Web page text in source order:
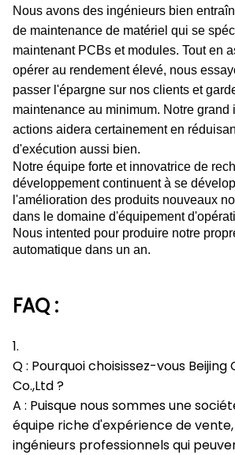
Nous avons des ingénieurs bien
de maintenance de matériel qui se
maintenant PCBs et modules. Tout en
opérer au rendement élevé, nous
passer l'épargne sur nos clients et
maintenance au minimum. Notre grand
actions aidera certainement en
d'exécution aussi bien.
Notre équipe forte et innovatrice de
développement continuent à se
l'amélioration des produits nouveaux
dans le domaine d'équipement
Nous intented pour produire notre
automatique dans un an.
FAQ :
1.
Q : Pourquoi choisissez-vous Beijing
Co.,Ltd ?
A : Puisque nous sommes une
équipe riche d'expérience de
ingénieurs professionnels qui